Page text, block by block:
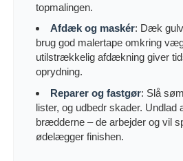
topmalingen.
Afdæk og maskér: Dæk
brug god malertape omkring
utilstrækkelig afdækning giver
oprydning.
Reparer og fastgør: Slå
lister, og udbedr skader. Undlad
brædderne – de arbejder og vil
ødelægger finishen.